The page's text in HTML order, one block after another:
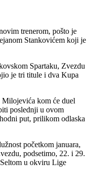
trenerom, pošto je
Stankovićem koji je
Spartaku, Zvezdu
je tri titule i dva Kupa
kom će duel
poslednji u ovom
put, prilikom odlaska
početkom januara,
podsetimo, 22. i 29.
u okviru Lige